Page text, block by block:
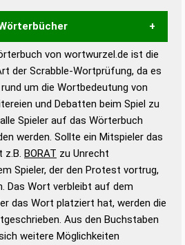
eines semantischen
gute Anhaltspunkte zu
und Wortform, um die
für das Scrabble-Spiel zu
Turnier Scrabble-
– Standardwerk in 12 Bänden
– Richtiges und gutes
Deutsch
– Die deutsche Grammatik
von wortwurzel.de ist die
der Scrabble-Wortprüfung, da es
um die Wortbedeutung von
und Debatten beim Spiel zu
Spieler auf das Wörterbuch
werden. Sollte ein Mitspieler das
z.B. BORAT zu Unrecht
Spieler, der den Protest vortrug,
Das Wort verbleibt auf dem
das Wort platziert hat, werden die
Aus den Buchstaben
weitere Möglichkeiten